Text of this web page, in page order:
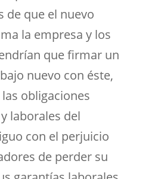
de que el nuevo
la empresa y los
que firmar un
nuevo con éste,
obligaciones
laborales del
con el perjuicio
de perder su